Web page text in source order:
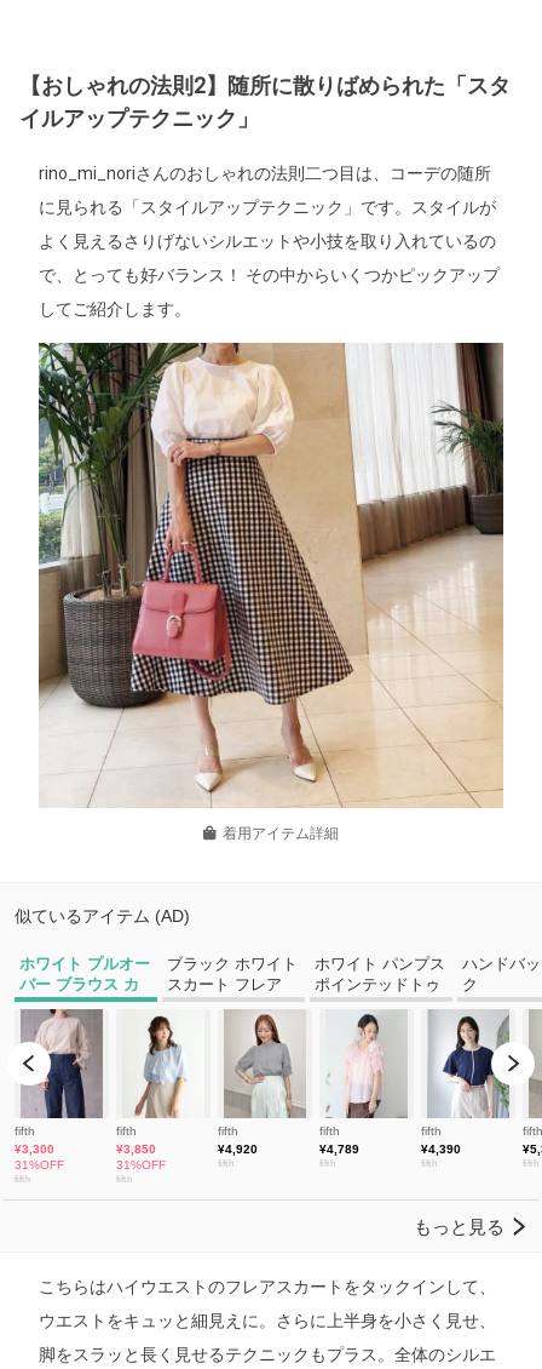
【おしゃれの法則2】随所に散りばめられた「スタ
イルアップテクニック」
rino_mi_noriさんのおしゃれの法則二つ目は、コーデの随所
に見られる「スタイルアップテクニック」です。スタイルが
よく見えるさりげないシルエットや小技を取り入れているの
で、とっても好バランス！ その中からいくつかピックアップ
してご紹介します。
着用アイテム詳細
こちらはハイウエストのフレアスカートをタックインして、
ウエストをキュッと細見えに。さらに上半身を小さく見せ、
脚をスラッと長く見せるテクニックもプラス。全体のシルエ